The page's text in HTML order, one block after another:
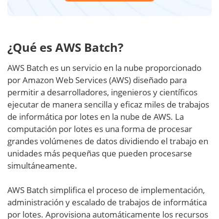
¿Qué es AWS Batch?
AWS Batch es un servicio en la nube proporcionado
por Amazon Web Services (AWS) diseñado para
permitir a desarrolladores, ingenieros y científicos
ejecutar de manera sencilla y eficaz miles de trabajos
de informática por lotes en la nube de AWS. La
computación por lotes es una forma de procesar
grandes volúmenes de datos dividiendo el trabajo en
unidades más pequeñas que pueden procesarse
simultáneamente.
AWS Batch simplifica el proceso de implementación,
administración y escalado de trabajos de informática
por lotes. Aprovisiona automáticamente los recursos